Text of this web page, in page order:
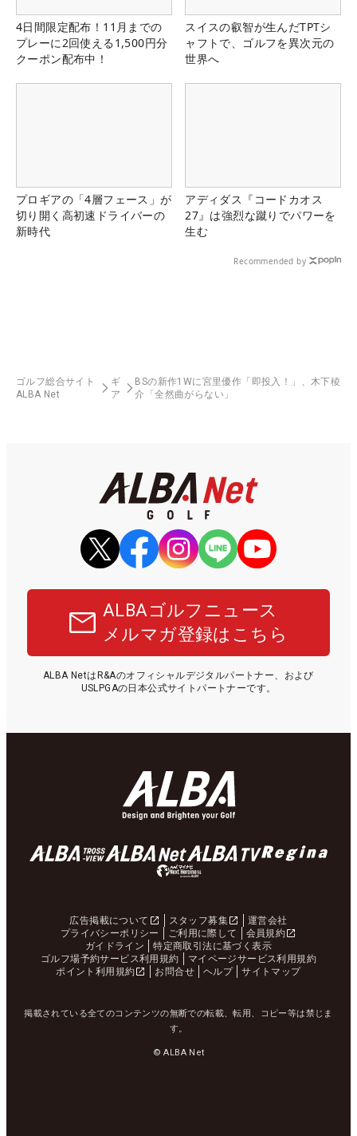
4日間限定配布！11月までの
プレーに2回使える1,500円分
クーポン配布中！
スイスの叡智が生んだTPTシ
ャフトで、ゴルフを異次元の
世界へ
プロギアの「4層フェース」が
切り開く高初速ドライバーの
新時代
アディダス『コードカオス
27』は強烈な蹴りでパワーを
生む
Recommended by
ゴルフ総合サイト
ALBA Net
ギ
ア
BSの新作1Wに宮里優作「即投入！」、木下稜
介「全然曲がらない」
ALBAゴルフニュース
メルマガ登録はこちら
ALBA NetはR&Aのオフィシャルデジタルパートナー、および
USLPGAの日本公式サイトパートナーです。
広告掲載について スタッフ募集
運営会社
プライバシーポリシー
ご利用に際して
会員規約
ガイドライン
特定商取引法に基づく表示
ゴルフ場予約サービス利用規約
マイページサービス利用規約
ポイント利用規約
お問合せ ヘルプ サイトマップ
掲載されている全てのコンテンツの無断での転載、転用、コピー等は禁じま
す。
© ALBA Net